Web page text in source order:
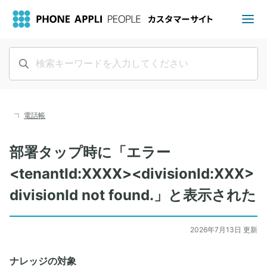
電話帳
部署タップ時に「エラー
<tenantId:XXXX><divisionId:XXX>
divisionId not found.」と表示された
2026年7月13日 更新
ナレッジの対象